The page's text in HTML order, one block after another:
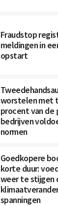
Fraudstop
meldingen in
opstart
worstelen met
procent van
bedrijven
normen
Goedkopere
korte duur:
weer te stijgen
spanningen